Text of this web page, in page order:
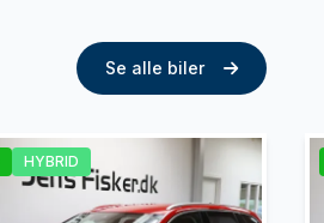
Se alle biler
HYBRID